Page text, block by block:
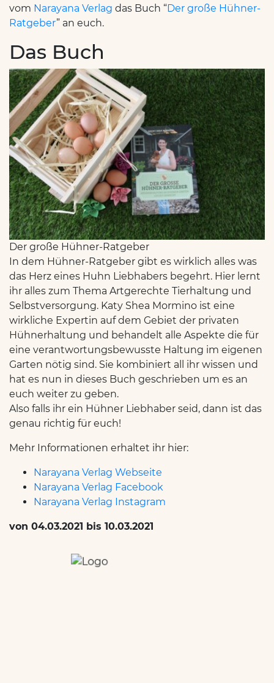
vom Narayana Verlag das Buch “Der große Hühner-
Ratgeber” an euch.
Das Buch
Der große Hühner-Ratgeber
In dem Hühner-Ratgeber gibt es wirklich alles was
das Herz eines Huhn Liebhabers begehrt. Hier lernt
ihr alles zum Thema Artgerechte Tierhaltung und
Selbstversorgung. Katy Shea Mormino ist eine
wirkliche Expertin auf dem Gebiet der privaten
Hühnerhaltung und behandelt alle Aspekte die für
eine verantwortungsbewusste Haltung im eigenen
Garten nötig sind. Sie kombiniert all ihr wissen und
hat es nun in dieses Buch geschrieben um es an
euch weiter zu geben.
Also falls ihr ein Hühner Liebhaber seid, dann ist das
genau richtig für euch!
Mehr Informationen erhaltet ihr hier:
Narayana Verlag Webseite
Narayana Verlag Facebook
Narayana Verlag Instagram
von 04.03.2021 bis 10.03.2021